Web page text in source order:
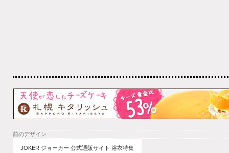
前のデザイン
JOKER ジョーカー 公式通販サイト 浴衣特集